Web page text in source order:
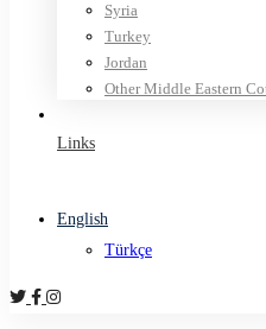
Syria
Turkey
Jordan
Other Middle Eastern
Links
English
Türkçe